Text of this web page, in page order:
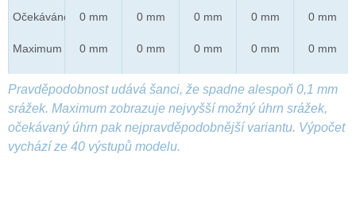
Očekáváno
Maximum
0 mm
0 mm
0 mm
0 mm
0 mm
0 mm
0 mm
0 mm
0 mm
0 mm
Pravděpodobnost udává šanci, že spadne alespoň 0,1 mm
srážek. Maximum zobrazuje nejvyšší možný úhrn srážek,
očekávaný úhrn pak nejpravděpodobnější variantu. Výpočet
vychází ze 40 výstupů modelu.